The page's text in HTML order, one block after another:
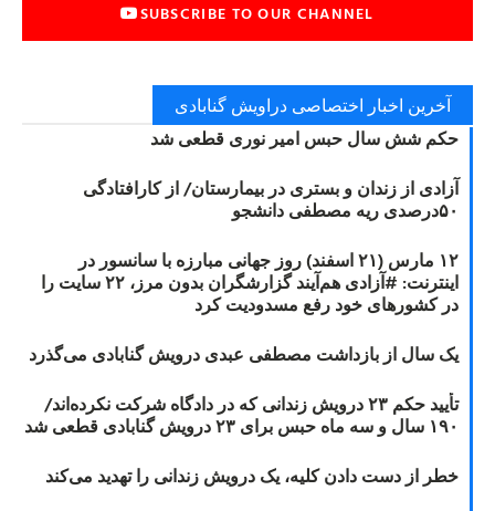
SUBSCRIBE TO OUR CHANNEL
آخرین اخبار اختصاصی دراویش گنابادی
حکم شش سال حبس امیر نوری قطعی شد
آزادی از زندان و بستری در بیمارستان/ از کارافتادگی
۵۰درصدی ریه مصطفی دانشجو
۱۲ مارس (۲۱ اسفند) روز جهانی مبارزه با سانسور در
اینترنت: #آزادی هم‌آیند گزارشگران‌ بدون مرز، ۲۲ سایت را
در کشورهای خود رفع مسدودیت کرد
یک سال از بازداشت مصطفی عبدی درویش گنابادی می‌گذرد
تأیید حکم ۲۳ درویش زندانی که در دادگاه شرکت نکرده‌اند/
۱۹۰ سال و سه ماه حبس برای ۲۳ درویش گنابادی قطعی شد
خطر از دست دادن کلیه، یک درویش زندانی را تهدید می‌کند